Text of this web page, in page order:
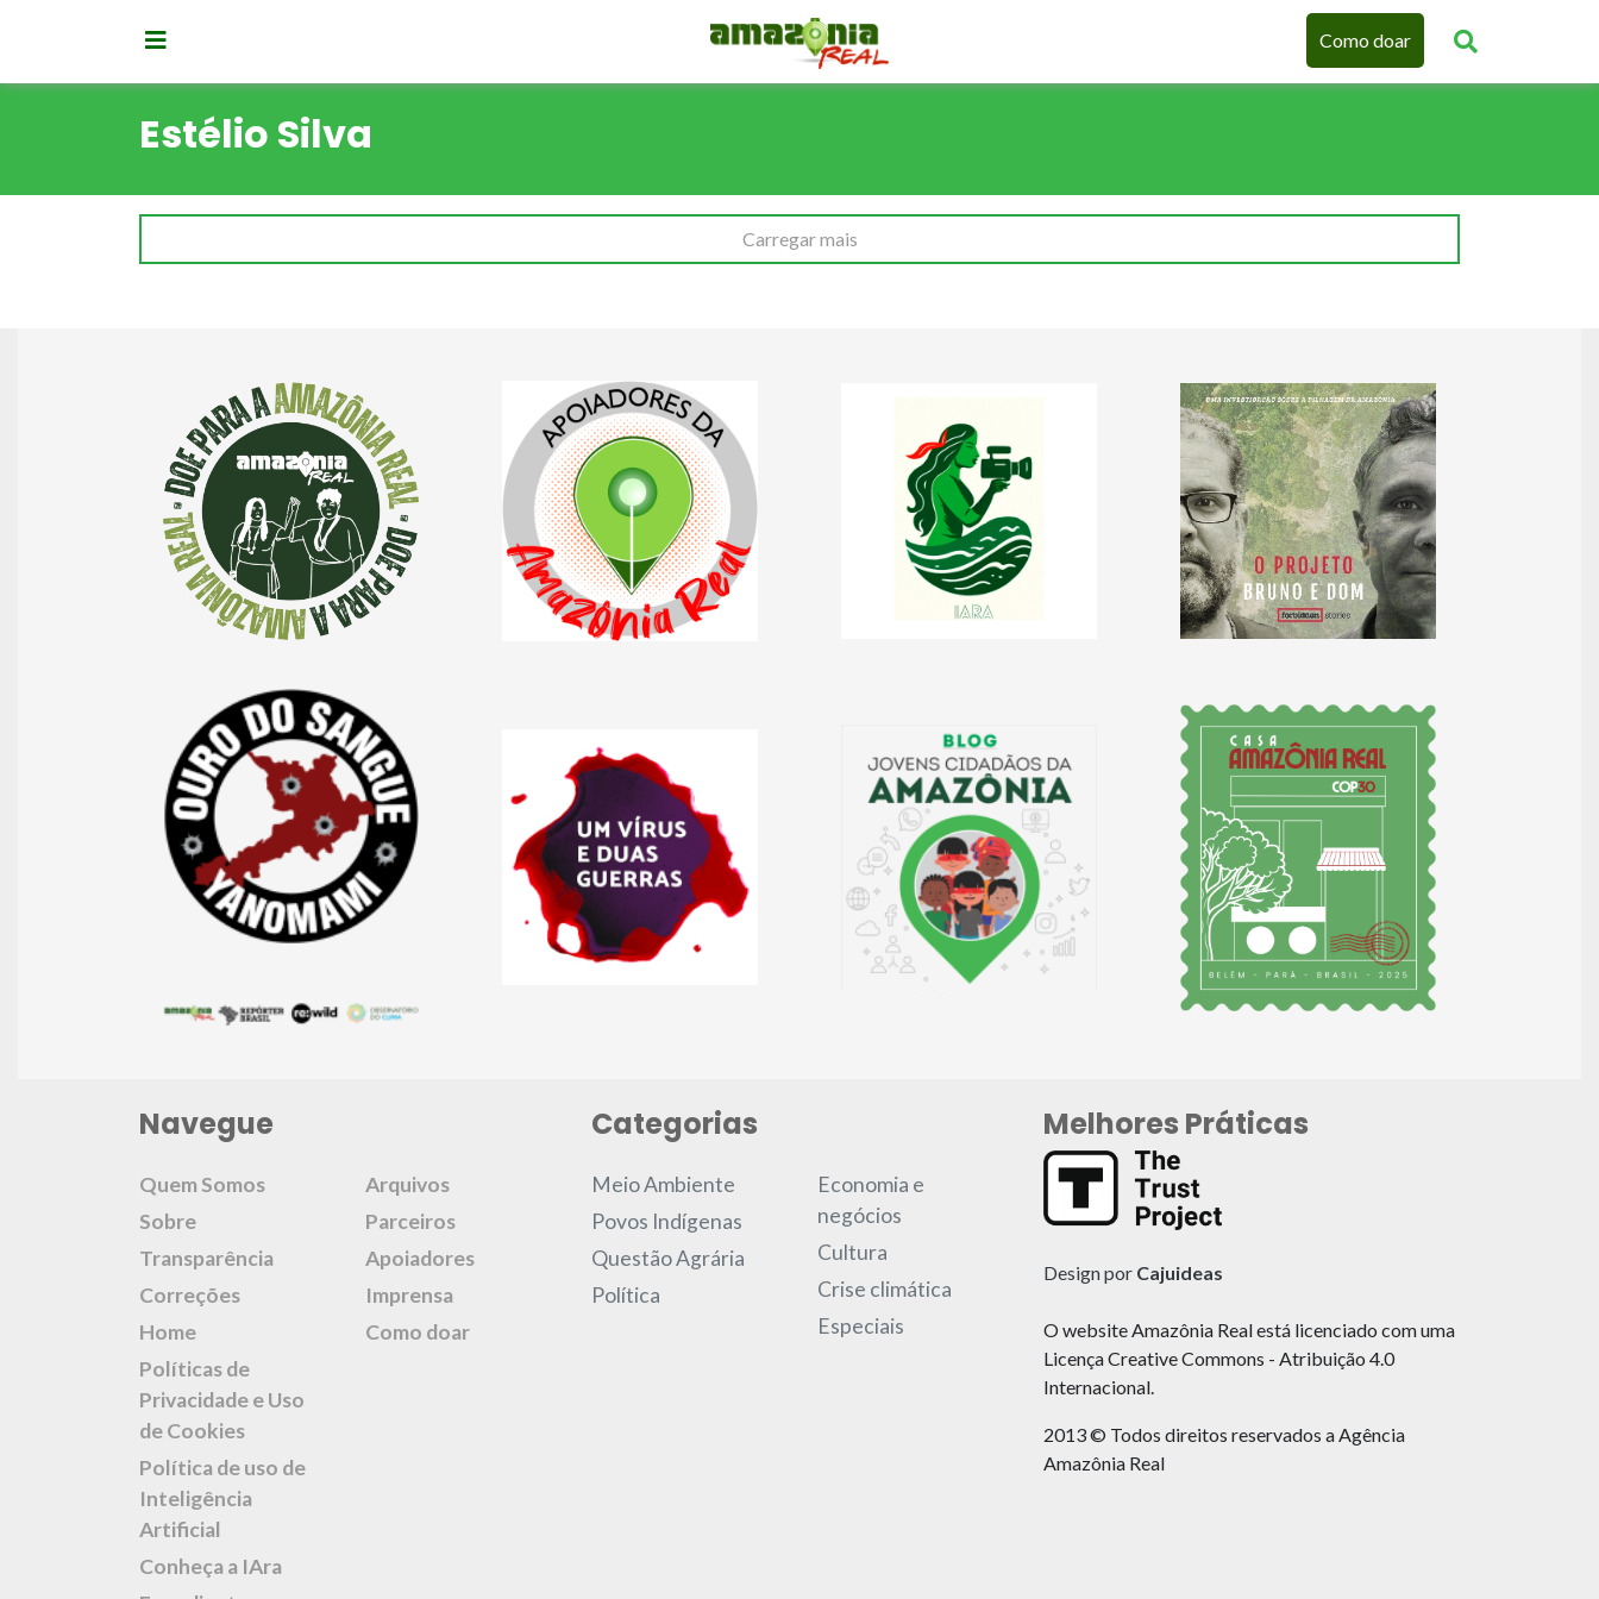
Como doar
Estélio Silva
Carregar mais
Navegue
Quem Somos
Sobre
Transparência
Correções
Home
Políticas de
Privacidade e Uso
de Cookies
Política de uso de
Inteligência
Artificial
Conheça a IAra
Arquivos
Parceiros
Apoiadores
Imprensa
Como doar
Categorias
Meio Ambiente
Povos Indígenas
Questão Agrária
Política
Economia e
negócios
Cultura
Crise climática
Especiais
Melhores Práticas
Design por Cajuideas
O website Amazônia Real está licenciado com uma
Licença Creative Commons - Atribuição 4.0
Internacional.
2013 © Todos direitos reservados a Agência
Amazônia Real